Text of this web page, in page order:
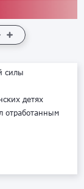
силы
детях
отработанным